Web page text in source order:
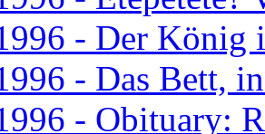
- Der König
- Das Bett,
- Obituary: